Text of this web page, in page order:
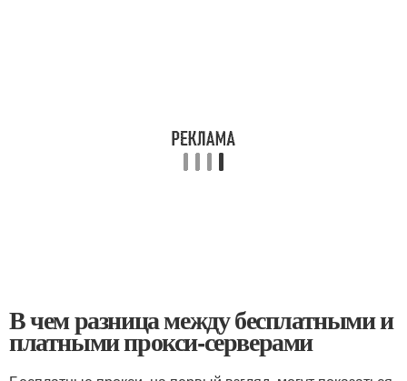
В чем разница между бесплатными и
платными прокси-серверами